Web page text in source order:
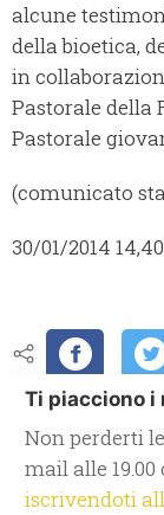
alcune
della bioetica,
in
Pastorale della
Pastorale
(comunicato
30/01/2014 14,40
Ti piacciono
Non perderti
mail alle
iscrivendoti